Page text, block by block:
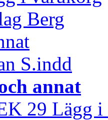
annat
29 Lägg i